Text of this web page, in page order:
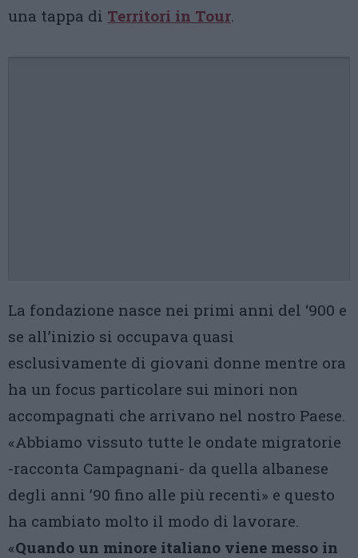
una tappa di Territori in Tour.
La fondazione nasce nei primi anni del ‘900 e
se all’inizio si occupava quasi
esclusivamente di giovani donne mentre ora
ha un focus particolare sui minori non
accompagnati che arrivano nel nostro Paese.
«Abbiamo vissuto tutte le ondate migratorie
-racconta Campagnani- da quella albanese
degli anni ’90 fino alle più recenti» e questo
ha cambiato molto il modo di lavorare.
«Quando un minore italiano viene messo in